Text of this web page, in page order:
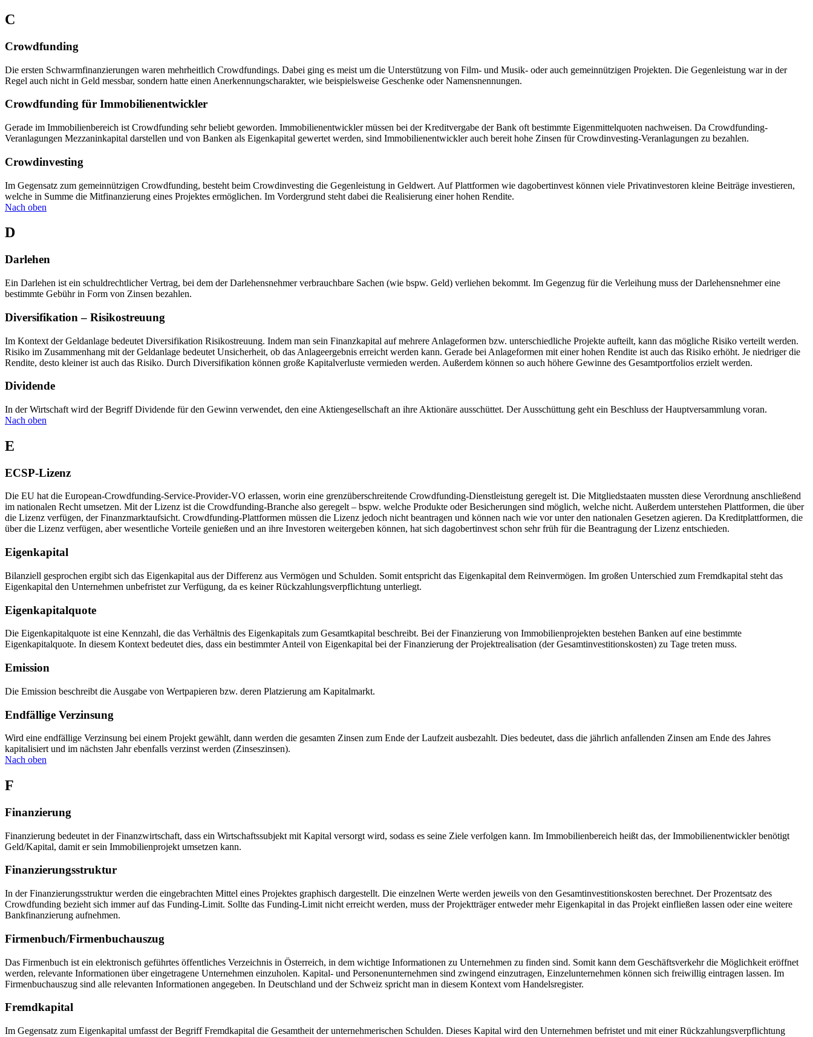
C
Crowdfunding
Die ersten Schwarmfinanzierungen waren mehrheitlich Crowdfundings. Dabei ging es meist um die Unterstützung von Film- und Musik- oder auch gemeinnützigen Projekten. Die Gegenleistung war in der
Regel auch nicht in Geld messbar, sondern hatte einen Anerkennungscharakter, wie beispielsweise Geschenke oder Namensnennungen.
Crowdfunding für Immobilienentwickler
Gerade im Immobilienbereich ist Crowdfunding sehr beliebt geworden. Immobilienentwickler müssen bei der Kreditvergabe der Bank oft bestimmte Eigenmittelquoten nachweisen. Da Crowdfunding-
Veranlagungen Mezzaninkapital darstellen und von Banken als Eigenkapital gewertet werden, sind Immobilienentwickler auch bereit hohe Zinsen für Crowdinvesting-Veranlagungen zu bezahlen.
Crowdinvesting
Im Gegensatz zum gemeinnützigen Crowdfunding, besteht beim Crowdinvesting die Gegenleistung in Geldwert. Auf Plattformen wie dagobertinvest können viele Privatinvestoren kleine Beiträge investieren,
welche in Summe die Mitfinanzierung eines Projektes ermöglichen. Im Vordergrund steht dabei die Realisierung einer hohen Rendite.
Nach oben
D
Darlehen
Ein Darlehen ist ein schuldrechtlicher Vertrag, bei dem der Darlehensnehmer verbrauchbare Sachen (wie bspw. Geld) verliehen bekommt. Im Gegenzug für die Verleihung muss der Darlehensnehmer eine
bestimmte Gebühr in Form von Zinsen bezahlen.
Diversifikation – Risikostreuung
Im Kontext der Geldanlage bedeutet Diversifikation Risikostreuung. Indem man sein Finanzkapital auf mehrere Anlageformen bzw. unterschiedliche Projekte aufteilt, kann das mögliche Risiko verteilt werden.
Risiko im Zusammenhang mit der Geldanlage bedeutet Unsicherheit, ob das Anlageergebnis erreicht werden kann. Gerade bei Anlageformen mit einer hohen Rendite ist auch das Risiko erhöht. Je niedriger die
Rendite, desto kleiner ist auch das Risiko. Durch Diversifikation können große Kapitalverluste vermieden werden. Außerdem können so auch höhere Gewinne des Gesamtportfolios erzielt werden.
Dividende
In der Wirtschaft wird der Begriff Dividende für den Gewinn verwendet, den eine Aktiengesellschaft an ihre Aktionäre ausschüttet. Der Ausschüttung geht ein Beschluss der Hauptversammlung voran.
Nach oben
E
ECSP-Lizenz
Die EU hat die European-Crowdfunding-Service-Provider-VO erlassen, worin eine grenzüberschreitende Crowdfunding-Dienstleistung geregelt ist. Die Mitgliedstaaten mussten diese Verordnung anschließend
im nationalen Recht umsetzen. Mit der Lizenz ist die Crowdfunding-Branche also geregelt – bspw. welche Produkte oder Besicherungen sind möglich, welche nicht. Außerdem unterstehen Plattformen, die über
die Lizenz verfügen, der Finanzmarktaufsicht. Crowdfunding-Plattformen müssen die Lizenz jedoch nicht beantragen und können nach wie vor unter den nationalen Gesetzen agieren. Da Kreditplattformen, die
über die Lizenz verfügen, aber wesentliche Vorteile genießen und an ihre Investoren weitergeben können, hat sich dagobertinvest schon sehr früh für die Beantragung der Lizenz entschieden.
Eigenkapital
Bilanziell gesprochen ergibt sich das Eigenkapital aus der Differenz aus Vermögen und Schulden. Somit entspricht das Eigenkapital dem Reinvermögen. Im großen Unterschied zum Fremdkapital steht das
Eigenkapital den Unternehmen unbefristet zur Verfügung, da es keiner Rückzahlungsverpflichtung unterliegt.
Eigenkapitalquote
Die Eigenkapitalquote ist eine Kennzahl, die das Verhältnis des Eigenkapitals zum Gesamtkapital beschreibt. Bei der Finanzierung von Immobilienprojekten bestehen Banken auf eine bestimmte
Eigenkapitalquote. In diesem Kontext bedeutet dies, dass ein bestimmter Anteil von Eigenkapital bei der Finanzierung der Projektrealisation (der Gesamtinvestitionskosten) zu Tage treten muss.
Emission
Die Emission beschreibt die Ausgabe von Wertpapieren bzw. deren Platzierung am Kapitalmarkt.
Endfällige Verzinsung
Wird eine endfällige Verzinsung bei einem Projekt gewählt, dann werden die gesamten Zinsen zum Ende der Laufzeit ausbezahlt. Dies bedeutet, dass die jährlich anfallenden Zinsen am Ende des Jahres
kapitalisiert und im nächsten Jahr ebenfalls verzinst werden (Zinseszinsen).
Nach oben
F
Finanzierung
Finanzierung bedeutet in der Finanzwirtschaft, dass ein Wirtschaftssubjekt mit Kapital versorgt wird, sodass es seine Ziele verfolgen kann. Im Immobilienbereich heißt das, der Immobilienentwickler benötigt
Geld/Kapital, damit er sein Immobilienprojekt umsetzen kann.
Finanzierungsstruktur
In der Finanzierungsstruktur werden die eingebrachten Mittel eines Projektes graphisch dargestellt. Die einzelnen Werte werden jeweils von den Gesamtinvestitionskosten berechnet. Der Prozentsatz des
Crowdfunding bezieht sich immer auf das Funding-Limit. Sollte das Funding-Limit nicht erreicht werden, muss der Projektträger entweder mehr Eigenkapital in das Projekt einfließen lassen oder eine weitere
Bankfinanzierung aufnehmen.
Firmenbuch/Firmenbuchauszug
Das Firmenbuch ist ein elektronisch geführtes öffentliches Verzeichnis in Österreich, in dem wichtige Informationen zu Unternehmen zu finden sind. Somit kann dem Geschäftsverkehr die Möglichkeit eröffnet
werden, relevante Informationen über eingetragene Unternehmen einzuholen. Kapital- und Personenunternehmen sind zwingend einzutragen, Einzelunternehmen können sich freiwillig eintragen lassen. Im
Firmenbuchauszug sind alle relevanten Informationen angegeben. In Deutschland und der Schweiz spricht man in diesem Kontext vom Handelsregister.
Fremdkapital
Im Gegensatz zum Eigenkapital umfasst der Begriff Fremdkapital die Gesamtheit der unternehmerischen Schulden. Dieses Kapital wird den Unternehmen befristet und mit einer Rückzahlungsverpflichtung